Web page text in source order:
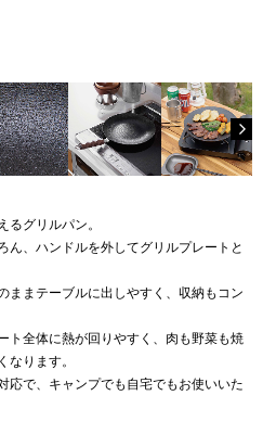
るグリルパン。
ん、ハンドルを外してグリルプレートと
ままテーブルに出しやすく、収納もコン
ト全体に熱が回りやすく、肉も野菜も焼
なります。
応で、キャンプでも自宅でもお使いいた